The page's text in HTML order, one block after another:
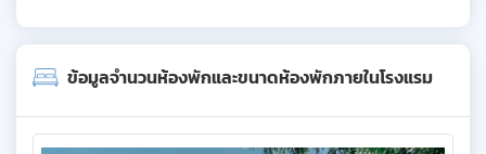
ข้อมูลจำนวนห้องพักและขนาดห้องพักภายในโรงแรม